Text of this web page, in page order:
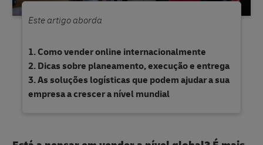
Este artigo aborda
Como vender online internacionalmente
Dicas sobre planeamento, execução e entrega
As soluções logísticas que podem ajudar a sua
empresa a crescer a nível mundial